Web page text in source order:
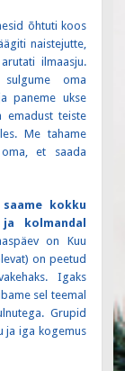
õhtuti koos
naistejutte,
ilmaasju.
oma
paneme ukse
emadust teiste
Me tahame
et saada
kokku
kolmandal
on Kuu
on peetud
Igaks
sel teemal
Grupid
ja iga kogemus